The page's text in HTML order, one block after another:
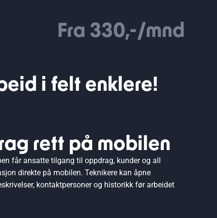
Fra 330,-/mnd
i felt enklere!
rett på mobilen
får ansatte tilgang til oppdrag, kunder og all
direkte på mobilen. Teknikere kan åpne
kontaktpersoner og historikk før arbeidet